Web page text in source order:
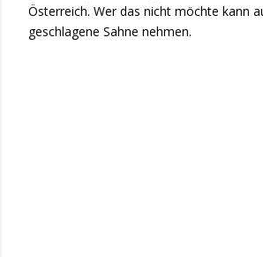
Österreich. Wer das nicht möchte kann
geschlagene Sahne nehmen.